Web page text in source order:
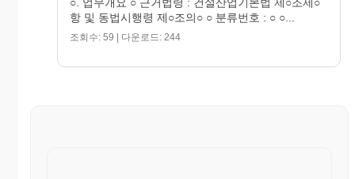
항 및 동법시행령 제○조의○ ○ 분류번호 : ○ ○...
조회수: 59 | 다운로드: 244